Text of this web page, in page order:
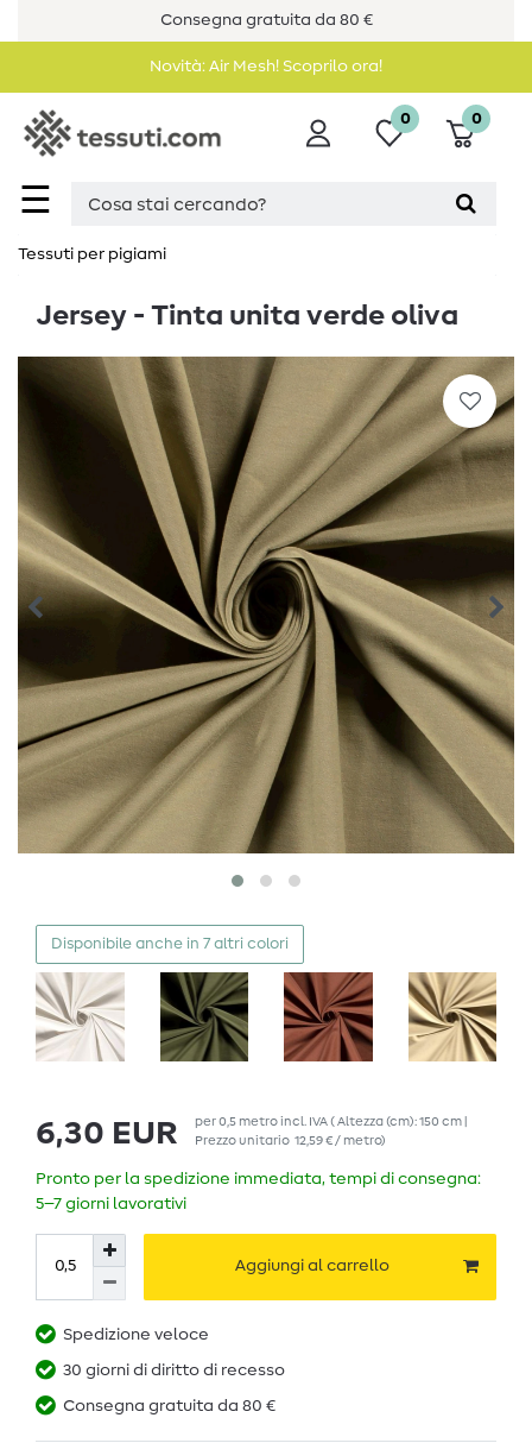
Consegna gratuita da 80 €
Novità: Air Mesh! Scoprilo ora!
☰
0 0
Tessuti per pigiami
Jersey - Tinta unita verde oliva
Disponibile anche in 7 altri colori
6,30 EUR per0,5 metroincl. IVA( Altezza (cm): 150 cm |
Prezzo unitario 12,59 € / metro)
Pronto per la spedizione immediata, tempi di consegna:
5–7 giorni lavorativi
Aggiungi al carrello
Spedizione veloce
30 giorni di diritto di recesso
Consegna gratuita da 80 €